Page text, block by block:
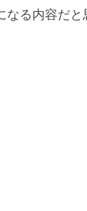
なる内容だと